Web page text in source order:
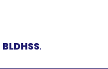
BLDHSS.